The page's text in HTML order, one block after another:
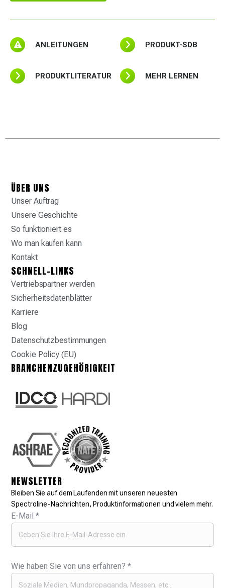
ANLEITUNGEN PRODUKT-SDB
PRODUKTLITERATUR MEHR LERNEN
ÜBER UNS
Unser Auftrag
Unsere Geschichte
So funktioniert es
Wo man kaufen kann
Kontakt
SCHNELL-LINKS
Vertriebspartner werden
Sicherheitsdatenblätter
Karriere
Blog
Datenschutzbestimmungen
Cookie Policy (EU)
BRANCHENZUGEHÖRIGKEIT
NEWSLETTER
Bleiben Sie auf dem Laufenden mit unseren neuesten
Spectroline-Nachrichten, Produktinformationen und vielem mehr.
E-Mail*
Wie haben Sie von uns erfahren?*